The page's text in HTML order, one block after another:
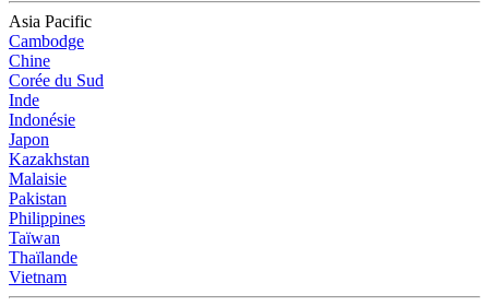
Asia Pacific
Cambodge
Chine
Corée du Sud
Inde
Indonésie
Japon
Kazakhstan
Malaisie
Pakistan
Philippines
Taïwan
Thaïlande
Vietnam